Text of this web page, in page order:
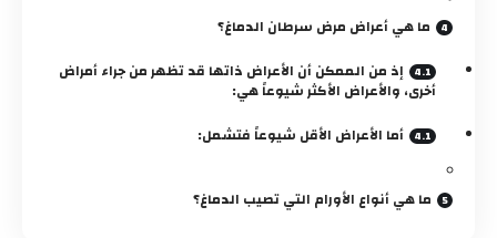
ما هي أعراض مرض سرطان الدماغ؟
إذ من الممكن أن الأعراض ذاتها قد تظهر من جراء أمراض
أخرى، والأعراض الأكثر شيوعاً هي:
أما الأعراض الأقل شيوعاً فتشمل:
ما هي أنواع الأورام التي تصيب الدماغ؟